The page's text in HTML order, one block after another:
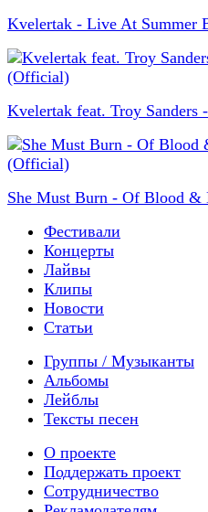
Kvelertak - Live At Summer
Kvelertak feat. Troy
She Must Burn - Of Blood
Фестивали
Концерты
Лайвы
Клипы
Новости
Статьи
Группы / Музыканты
Альбомы
Лейблы
Тексты песен
О проекте
Поддержать проект
Сотрудничество